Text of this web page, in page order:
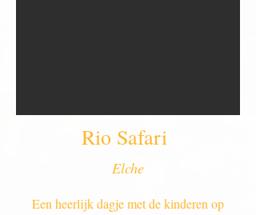
Rio Safari
Elche
Een heerlijk dagje met de kinderen op